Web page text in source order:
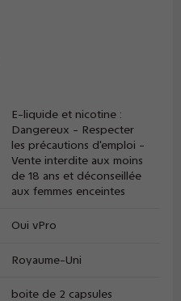
E-liquide et nicotine :
Dangereux - Respecter
les précautions d'emploi -
Vente interdite aux moins
de 18 ans et déconseillée
aux femmes enceintes
Oui vPro
Royaume-Uni
boite de 2 capsules